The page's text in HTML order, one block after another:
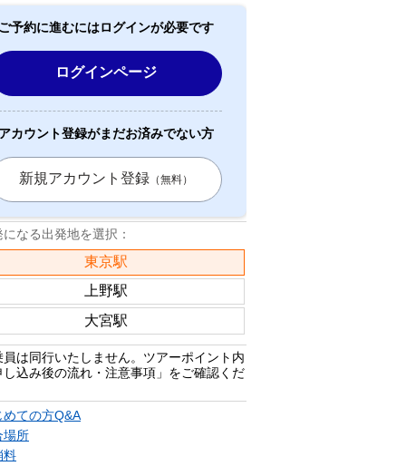
ご予約に進むにはログインが必要です
ログインページ
アカウント登録がまだお済みでない方
新規アカウント登録 （無料）
になる出発地を選択：
東京駅
上野駅
大宮駅
は同行いたしません。ツアーポイント内
し込み後の流れ・注意事項」をご確認くだ
めての方Q&A
場所
料